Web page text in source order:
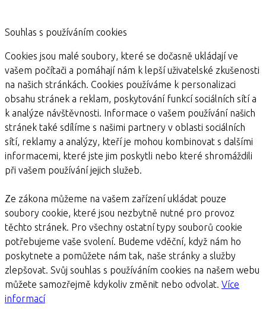
Souhlas s používáním cookies
Cookies jsou malé soubory, které se dočasně ukládají ve
vašem počítači a pomáhají nám k lepší uživatelské zkušenosti
na našich stránkách. Cookies používáme k personalizaci
obsahu stránek a reklam, poskytování funkcí sociálních sítí a
k analýze návštěvnosti. Informace o vašem používání našich
stránek také sdílíme s našimi partnery v oblasti sociálních
sítí, reklamy a analýzy, kteří je mohou kombinovat s dalšími
informacemi, které jste jim poskytli nebo které shromáždili
při vašem používání jejich služeb.
Ze zákona můžeme na vašem zařízení ukládat pouze
soubory cookie, které jsou nezbytně nutné pro provoz
těchto stránek. Pro všechny ostatní typy souborů cookie
potřebujeme vaše svolení. Budeme vděční, když nám ho
poskytnete a pomůžete nám tak, naše stránky a služby
zlepšovat. Svůj souhlas s používáním cookies na našem webu
můžete samozřejmě kdykoliv změnit nebo odvolat. Více
informací